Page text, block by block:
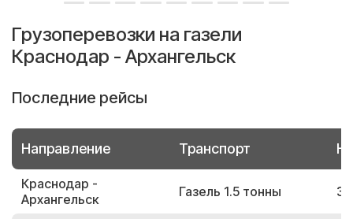
Грузоперевозки на газели
Краснодар - Архангельск
Последние рейсы
Направление Транспорт
Краснодар -
Архангельск
Газель 1.5 тонны